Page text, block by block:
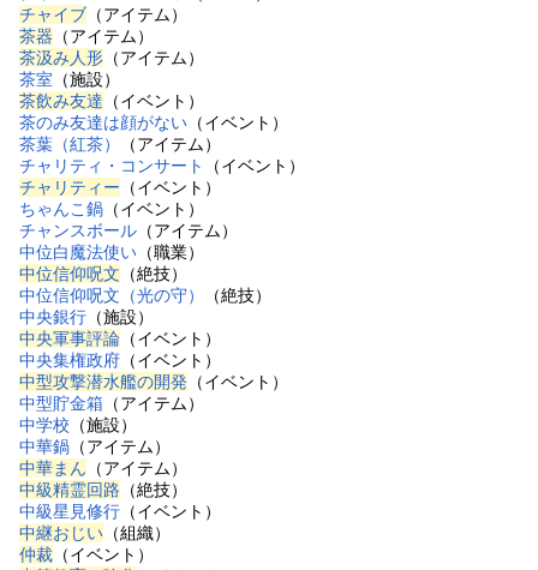
チャイブ （アイテム）
茶器 （アイテム）
茶汲み人形 （アイテム）
茶室 （施設）
茶飲み友達 （イベント）
茶のみ友達は顔がない （イベント）
茶葉（紅茶）
（アイテム）
チャリティ・コンサート
（イベント）
チャリティー （イベント）
ちゃんこ鍋 （イベント）
チャンスボール （アイテム）
中位白魔法使い （職業）
中位信仰呪文 （絶技）
中位信仰呪文（光の守）
（絶技）
中央銀行 （施設）
中央軍事評論 （イベント）
中央集権政府 （イベント）
中型攻撃潜水艦の開発 （イベント）
中型貯金箱 （アイテム）
中学校 （施設）
中華鍋 （アイテム）
中華まん （アイテム）
中級精霊回路 （絶技）
中級星見修行 （イベント）
中継おじい （組織）
仲裁 （イベント）